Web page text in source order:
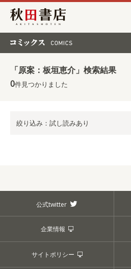
秋田書店
「原案：板垣恵介」検索結果
0件見つかりました
絞り込み：試し読みあり
公式twitter
企業情報
サイトポリシー